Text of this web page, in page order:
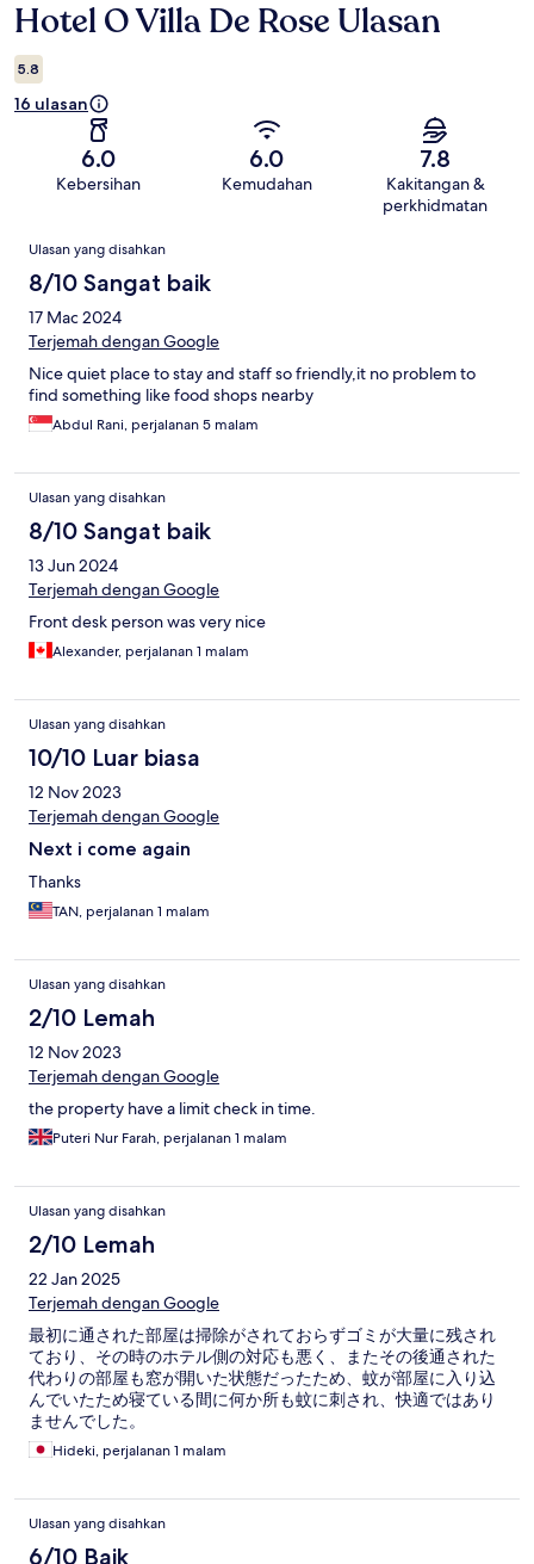
Ulasan
Hotel O Villa De Rose Ulasan
5.8
16 ulasan
6.0
Kebersihan
6.0
Kemudahan
7.8
Kakitangan &
perkhidmatan
Ulasan
Ulasan yang disahkan
8/10 Sangat baik
17 Mac 2024
Terjemah dengan Google
Nice quiet place to stay and staff so friendly,it no problem to
find something like food shops nearby
Abdul Rani, perjalanan 5 malam
Ulasan yang disahkan
8/10 Sangat baik
13 Jun 2024
Terjemah dengan Google
Front desk person was very nice
Alexander, perjalanan 1 malam
Ulasan yang disahkan
10/10 Luar biasa
12 Nov 2023
Terjemah dengan Google
Next i come again
Thanks
TAN, perjalanan 1 malam
Ulasan yang disahkan
2/10 Lemah
12 Nov 2023
Terjemah dengan Google
the property have a limit check in time.
Puteri Nur Farah, perjalanan 1 malam
Ulasan yang disahkan
2/10 Lemah
22 Jan 2025
Terjemah dengan Google
最初に通された部屋は掃除がされておらずゴミが大量に残され
ており、その時のホテル側の対応も悪く、またその後通された
代わりの部屋も窓が開いた状態だったため、蚊が部屋に入り込
んでいたため寝ている間に何か所も蚊に刺され、快適ではあり
ませんでした。
Hideki, perjalanan 1 malam
Ulasan yang disahkan
6/10 Baik